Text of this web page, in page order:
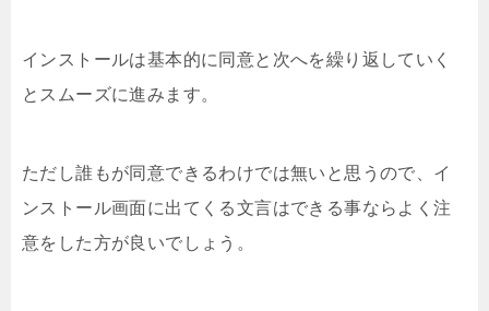
インストールは基本的に同意と次へを繰り返していく
とスムーズに進みます。
ただし誰もが同意できるわけでは無いと思うので、イ
ンストール画面に出てくる文言はできる事ならよく注
意をした方が良いでしょう。